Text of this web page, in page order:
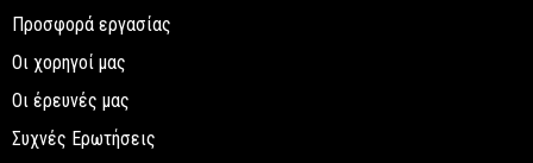
Προσφορά εργασίας
Οι χορηγοί μας
Οι έρευνές μας
Συχνές Ερωτήσεις